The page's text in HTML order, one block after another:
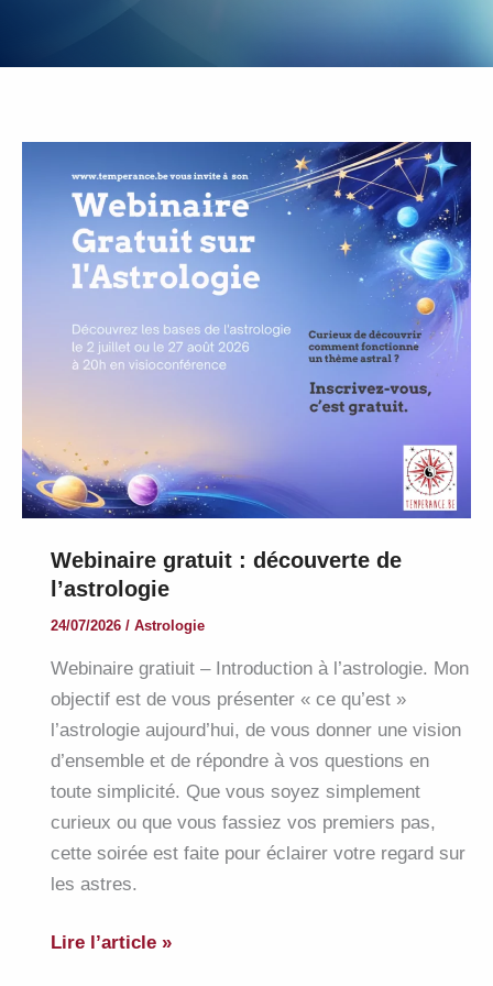
Webinaire gratuit : découverte de
l’astrologie
24/07/2026 / Astrologie
Webinaire gratiuit – Introduction à l’astrologie. Mon
objectif est de vous présenter « ce qu’est »
l’astrologie aujourd’hui, de vous donner une vision
d’ensemble et de répondre à vos questions en
toute simplicité. Que vous soyez simplement
curieux ou que vous fassiez vos premiers pas,
cette soirée est faite pour éclairer votre regard sur
les astres.
Webinaire
Lire l’article »